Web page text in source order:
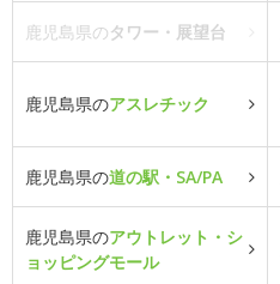
鹿児島県のタワー・展望台
鹿児島県のアスレチック
鹿児島県の道の駅・SA/PA
鹿児島県のアウトレット・シ
ョッピングモール